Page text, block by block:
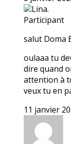
Lina.
Participant
salut Doma
oulaaa tu
dire quand
attention à
veux tu en
11 janvier